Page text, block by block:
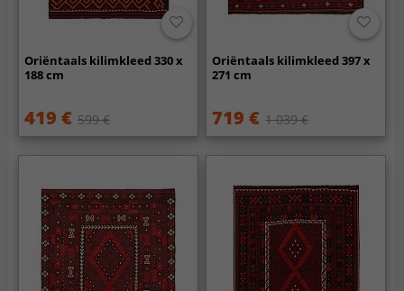
Oriëntaals kilimkleed 330 x
188 cm
419 € 599 €
Oriëntaals kilimkleed 397 x
271 cm
719 € 1 039 €